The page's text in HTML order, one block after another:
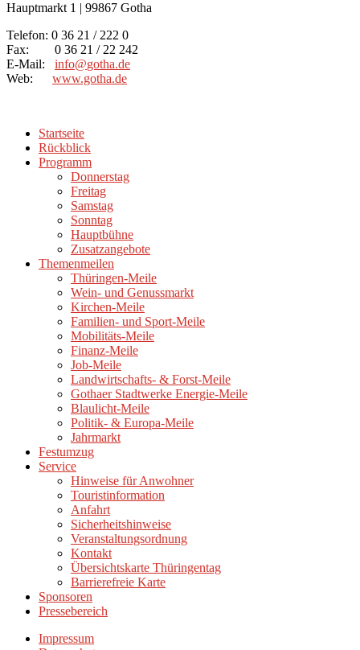
Hauptmarkt 1 | 99867 Gotha
Telefon: 0 36 21 / 222 0
Fax: 0 36 21 / 22 242
E-Mail: info@gotha.de
Web: www.gotha.de
Startseite
Rückblick
Programm
Donnerstag
Freitag
Samstag
Sonntag
Hauptbühne
Zusatzangebote
Themenmeilen
Thüringen-Meile
Wein- und Genussmarkt
Kirchen-Meile
Familien- und Sport-Meile
Mobilitäts-Meile
Finanz-Meile
Job-Meile
Landwirtschafts- & Forst-Meile
Gothaer Stadtwerke Energie-Meile
Blaulicht-Meile
Politik- & Europa-Meile
Jahrmarkt
Festumzug
Service
Hinweise für Anwohner
Touristinformation
Anfahrt
Sicherheitshinweise
Veranstaltungsordnung
Kontakt
Übersichtskarte Thüringentag
Barrierefreie Karte
Sponsoren
Pressebereich
Impressum